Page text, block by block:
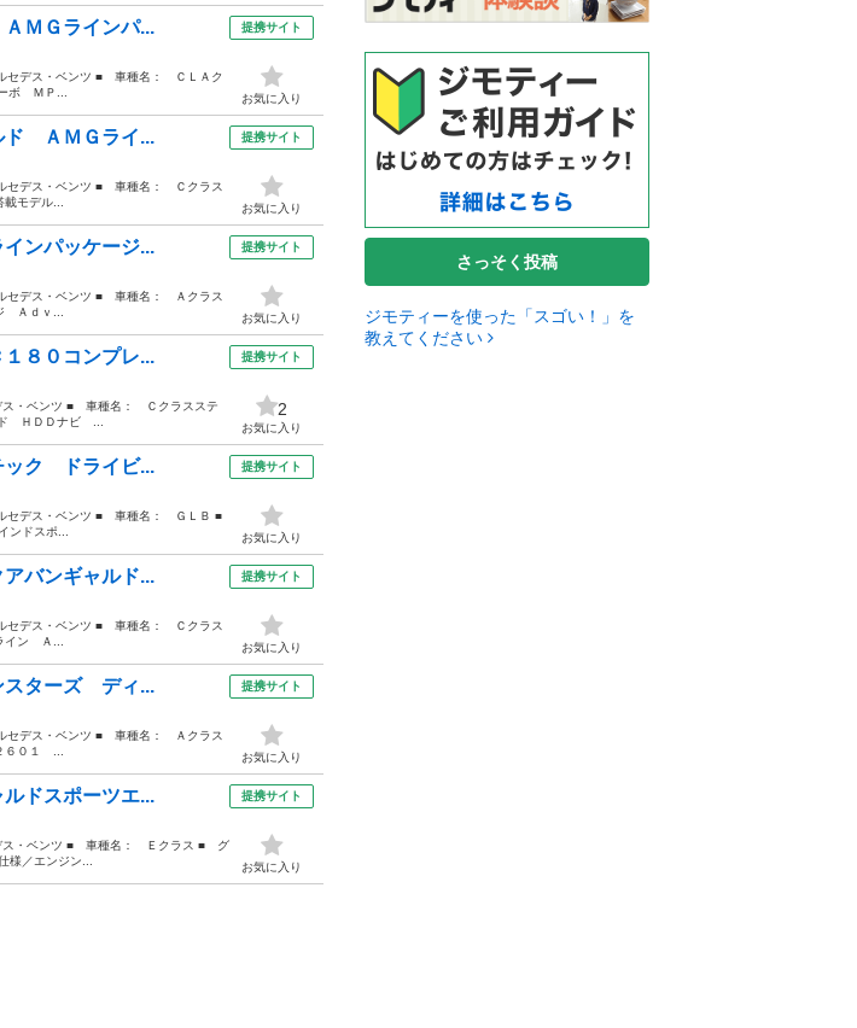
ＭＧラインパ...
デス・ベンツ ■ 車種名： ＣＬＡク
ボ ＭＰ...
提携サイト
お気に入り
ド ＡＭＧライ...
デス・ベンツ ■ 車種名： Ｃクラス
モデル...
提携サイト
お気に入り
ンパッケージ...
デス・ベンツ ■ 車種名： Ａクラス
Ａｄｖ...
提携サイト
お気に入り
８０コンプレ...
・ベンツ ■ 車種名： Ｃクラスステ
ＨＤＤナビ ...
提携サイト
2
お気に入り
ック ドライビ...
デス・ベンツ ■ 車種名： ＧＬＢ ■
ドスポ...
提携サイト
お気に入り
バンギャルド...
デス・ベンツ ■ 車種名： Ｃクラス
ン Ａ...
提携サイト
お気に入り
スターズ ディ...
デス・ベンツ ■ 車種名： Ａクラス
０１ ...
提携サイト
お気に入り
ドスポーツエ...
・ベンツ ■ 車種名： Ｅクラス ■ グ
／エンジン...
提携サイト
お気に入り
さっそく投稿
ジモティーを使った「スゴい！」を
教えてください